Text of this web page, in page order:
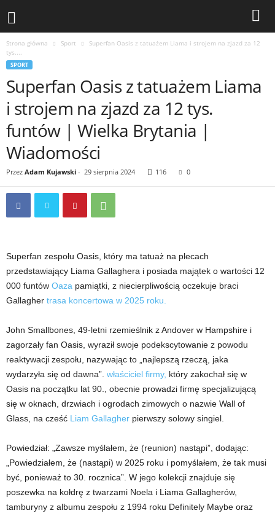
Strona główna Sport
Superfan Oasis z tatuażem Liama ​​i strojem na zjazd za 12
tys....
SPORT
Superfan Oasis z tatuażem Liama ​​
i strojem na zjazd za 12 tys.
funtów | Wielka Brytania |
Wiadomości
Przez Adam Kujawski - 29 sierpnia 2024 116 0
Superfan zespołu Oasis, który ma tatuaż na plecach
przedstawiający Liama ​​Gallaghera i posiada majątek o wartości 12
000 funtów Oaza pamiątki, z niecierpliwością oczekuje braci
Gallagher trasa koncertowa w 2025 roku.
John Smallbones, 49-letni rzemieślnik z Andover w Hampshire i
zagorzały fan Oasis, wyraził swoje podekscytowanie z powodu
reaktywacji zespołu, nazywając to „najlepszą rzeczą, jaka
wydarzyła się od dawna”. właściciel firmy, który zakochał się w
Oasis na początku lat 90., obecnie prowadzi firmę specjalizującą
się w oknach, drzwiach i ogrodach zimowych o nazwie Wall of
Glass, na cześć Liam Gallagher pierwszy solowy singiel.
Powiedział: „Zawsze myślałem, że (reunion) nastąpi”, dodając:
„Powiedziałem, że (nastąpi) w 2025 roku i pomyślałem, że tak musi
być, ponieważ to 30. rocznica”. W jego kolekcji znajduje się
poszewka na kołdrę z twarzami Noela i Liama ​​Gallagherów,
tamburyny z albumu zespołu z 1994 roku Definitely Maybe oraz